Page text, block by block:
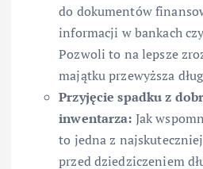
do dokumentów
informacji w bankach
Pozwoli to na lepsze
majątku przewyższa
Przyjęcie spadku z
inwentarza: Jak
to jedna z
przed dziedziczeniem